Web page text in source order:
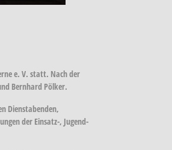
e. V. statt. Nach der
Bernhard Pölker.
Dienstabenden,
der Einsatz-, Jugend-